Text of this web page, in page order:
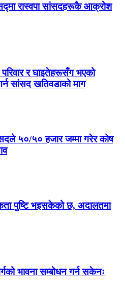
रास्वपा सांसदहरूकै आक्रोश
र घाइतेहरूसँग भएको
सांसद खतिवडाको माग
५०/५० हजार जम्मा गरेर कोष
पुष्टि भइसकेको छ, अदालतमा
भावना सम्बोधन गर्न सकेनः